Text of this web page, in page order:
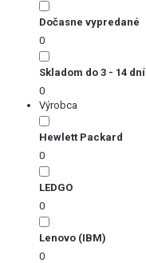
Dočasne vypredané
0
Skladom do 3 - 14 dní
0
Výrobca
Hewlett Packard
0
LEDGO
0
Lenovo (IBM)
0